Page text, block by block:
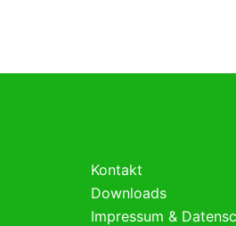
Kontakt
Downloads
Impressum &